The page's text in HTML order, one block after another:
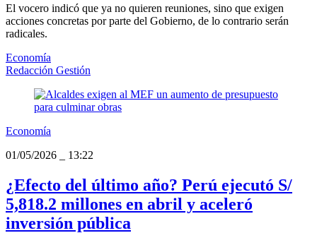
El vocero indicó que ya no quieren reuniones, sino que exigen
acciones concretas por parte del Gobierno, de lo contrario serán
radicales.
Economía
Redacción Gestión
Economía
01/05/2026
13:22
¿Efecto del último año? Perú ejecutó S/
5,818.2 millones en abril y aceleró
inversión pública